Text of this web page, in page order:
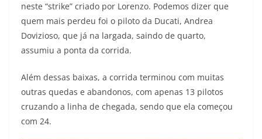
neste “strike” criado por Lorenzo. Podemos dizer que
quem mais perdeu foi o piloto da Ducati, Andrea
Dovizioso, que já na largada, saindo de quarto,
assumiu a ponta da corrida.
Além dessas baixas, a corrida terminou com muitas
outras quedas e abandonos, com apenas 13 pilotos
cruzando a linha de chegada, sendo que ela começou
com 24.